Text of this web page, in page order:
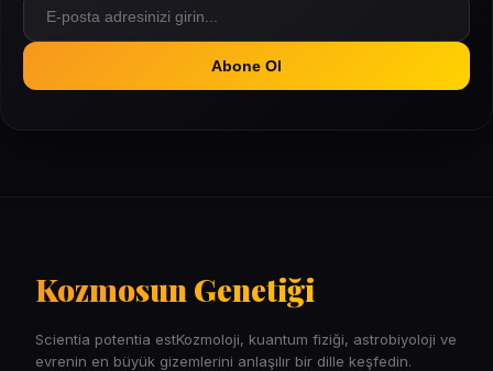
Abone Ol
Kozmosun Genetiği
Scientia potentia estKozmoloji, kuantum fiziği, astrobiyoloji ve
evrenin en büyük gizemlerini anlaşılır bir dille keşfedin.